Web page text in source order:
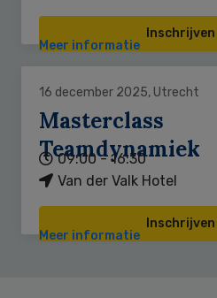
Inschrijven
Meer informatie
16 december 2025, Utrecht
Masterclass
Teamdynamiek
09:00 - 16:30
Van der Valk Hotel
Inschrijven
Meer informatie